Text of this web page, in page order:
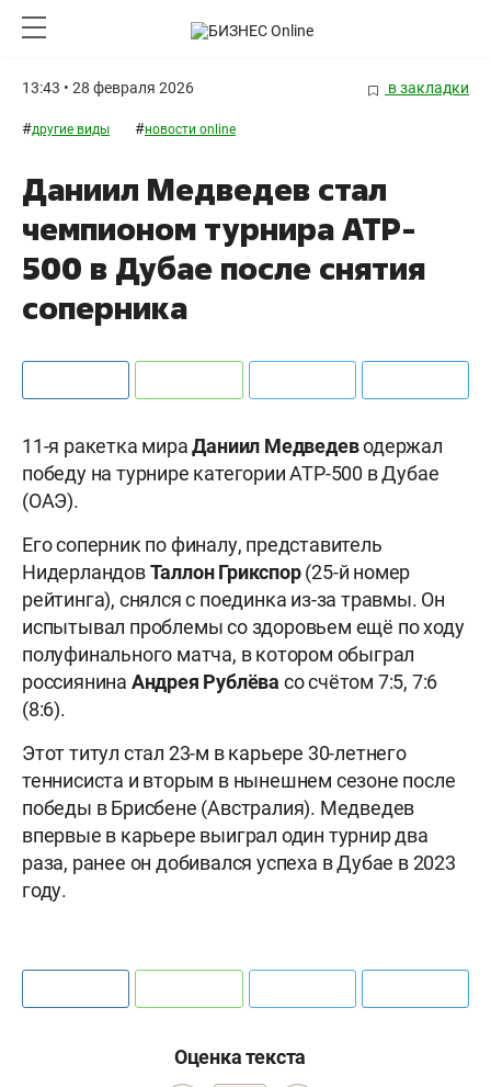
13:43 • 28 февраля 2026 в закладки
#другие виды #новости online
Даниил Медведев стал
чемпионом турнира ATP-
500 в Дубае после снятия
соперника
11-я ракетка мираДаниил Медведеводержал
победу на турнире категории ATP-500 в Дубае
(ОАЭ).
Его соперник по финалу, представитель
НидерландовТаллон Грикспор(25-й номер
рейтинга), снялся с поединка из-за травмы. Он
испытывал проблемы со здоровьем ещё по ходу
полуфинального матча, в котором обыграл
россиянина Андрея Рублёва со счётом 7:5, 7:6
(8:6).
Этот титул стал 23-м в карьере 30-летнего
теннисиста и вторым в нынешнем сезоне после
победы в Брисбене (Австралия). Медведев
впервые в карьере выиграл один турнир два
раза, ранее он добивался успеха в Дубае в 2023
году.
Оценка текста